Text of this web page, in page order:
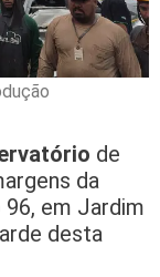
de
da
em Jardim
desta